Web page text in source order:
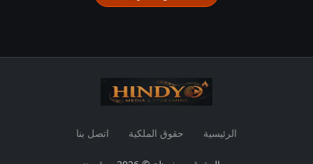
الرئيسية حقوق الملكية اتصل بنا